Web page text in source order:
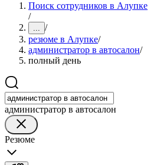
Поиск сотрудников в Алупке
/
... /
резюме в Алупке/
администратор в автосалон/
полный день
администратор в автосалон
Резюме